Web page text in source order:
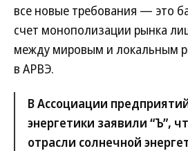
все новые требования — это
счет монополизации рынка
между мировым и локальным
в АРВЭ.
В Ассоциации
энергетики заявили “Ъ”,
отрасли солнечной